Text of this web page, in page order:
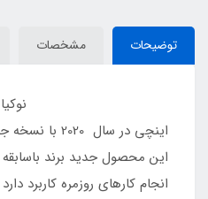
توضیحات مشخصات
اینچی در سال
این محصول جدید برند
انجام کارهای روزمره کاربرد